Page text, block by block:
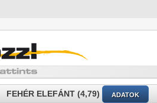
FEHÉR ELEFÁNT (4,79) ADATOK